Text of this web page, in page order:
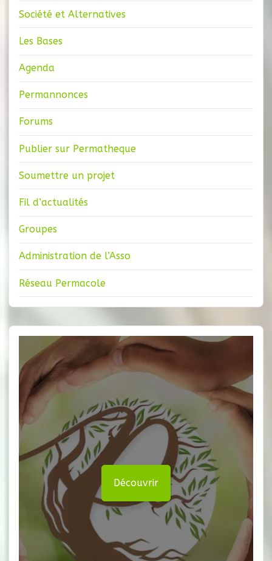
Société et Alternatives
Les Bases
Agenda
Permannonces
Forums
Publier sur Permatheque
Soumettre un projet
Fil d’actualités
Groupes
Administration de l’Asso
Réseau Permacole
Découvrir